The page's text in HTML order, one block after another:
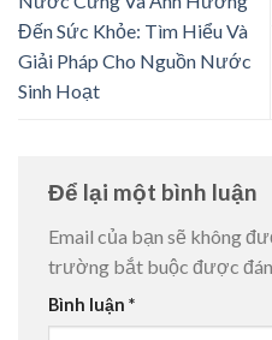
Đến Sức Khỏe: Tìm Hiểu Và
Giải Pháp Cho Nguồn Nước
Sinh Hoạt
Để lại một bình luận
Email của bạn sẽ không
trường bắt buộc được
Bình luận *